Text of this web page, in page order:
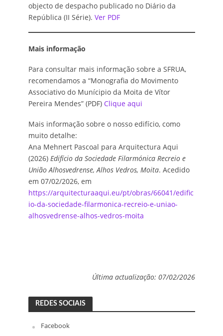
objecto de despacho publicado no Diário da
República (II Série). Ver PDF
Mais informação
Para consultar mais informação sobre a SFRUA,
recomendamos a “Monografia do Movimento
Associativo do Munícipio da Moita de Vítor
Pereira Mendes” (PDF) Clique aqui
Mais informação sobre o nosso edifício, como
muito detalhe:
Ana Mehnert Pascoal para Arquitectura Aqui
(2026) Edifício da Sociedade Filarmónica Recreio e
União Alhosvedrense, Alhos Vedros, Moita. Acedido
em 07/02/2026, em
https://arquitecturaaqui.eu/pt/obras/66041/edific
io-da-sociedade-filarmonica-recreio-e-uniao-
alhosvedrense-alhos-vedros-moita
Última actualização: 07/02/2026
REDES SOCIAIS
Facebook